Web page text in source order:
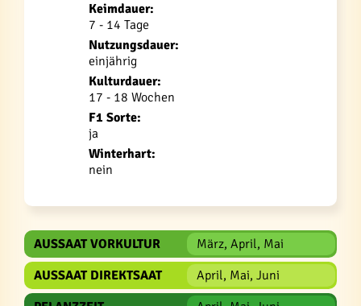
Keimdauer:
7 - 14 Tage
Nutzungsdauer:
einjährig
Kulturdauer:
17 - 18 Wochen
F1 Sorte:
ja
Winterhart:
nein
AUSSAAT VORKULTUR
März, April, Mai
AUSSAAT DIREKTSAAT
April, Mai, Juni